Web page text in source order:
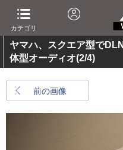
カテゴリ
ヤマハ、スクエア型で
体型オーディオ(2/4)
前の画像